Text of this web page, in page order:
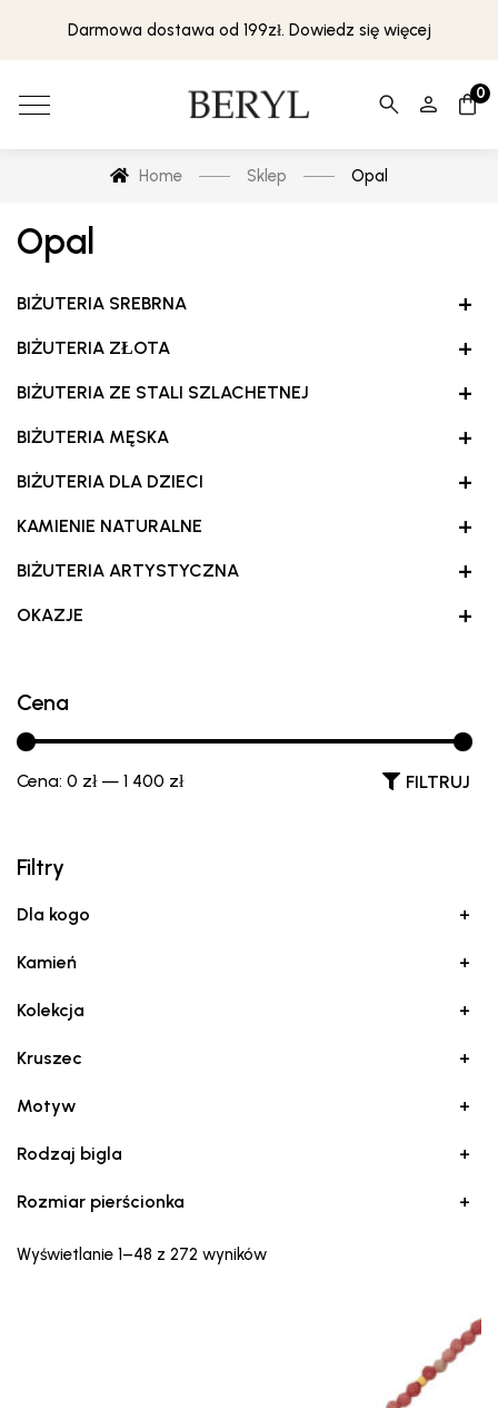
Darmowa dostawa od 199zł. Dowiedz się więcej
0
Home Sklep Opal
Opal
Wyświetlanie 1–48 z 272 wynikówPosortowane
+
BIŻUTERIA SREBRNA
+
BIŻUTERIA ZŁOTA
+
BIŻUTERIA ZE STALI SZLACHETNEJ
+
BIŻUTERIA MĘSKA
+
BIŻUTERIA DLA DZIECI
+
KAMIENIE NATURALNE
+
BIŻUTERIA ARTYSTYCZNA
+
OKAZJE
Cena
FILTRUJ
Cena: 0 zł— 1 400 zł
Filtry
Dla kogo +
Kamień +
Kolekcja +
Kruszec +
Motyw +
Rodzaj bigla +
Rozmiar pierścionka +